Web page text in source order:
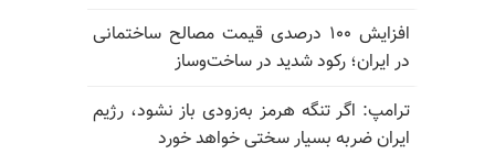
افزایش ۱۰۰ درصدی قیمت مصالح ساختمانی
در ایران؛ رکود شدید در ساخت‌وساز
ترامپ: اگر تنگه هرمز به‌زودی باز نشود، رژیم
ایران ضربه بسیار سختی خواهد خورد